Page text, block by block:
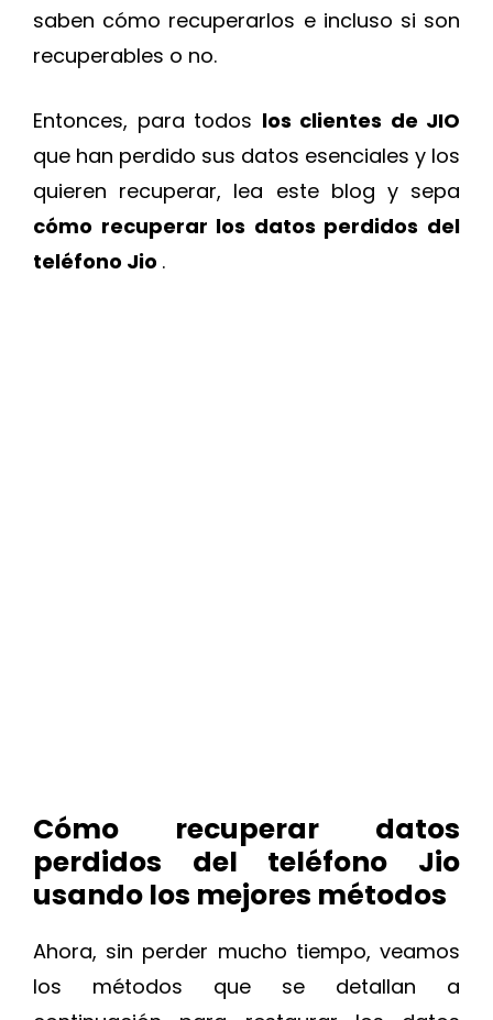
saben cómo recuperarlos e incluso si son
recuperables o no.
Entonces, para todos los clientes de JIO
que han perdido sus datos esenciales y los
quieren recuperar, lea este blog y sepa
cómo recuperar los datos perdidos del
teléfono Jio .
Cómo recuperar datos
perdidos del teléfono Jio
usando los mejores métodos
Ahora, sin perder mucho tiempo, veamos
los métodos que se detallan a